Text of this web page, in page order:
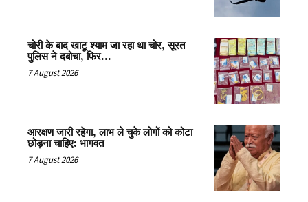
चोरी के बाद खाटू श्याम जा रहा था चोर, सूरत
पुलिस ने दबोचा, फिर…
7 August 2026
आरक्षण जारी रहेगा, लाभ ले चुके लोगों को कोटा
छोड़ना चाहिए: भागवत
7 August 2026